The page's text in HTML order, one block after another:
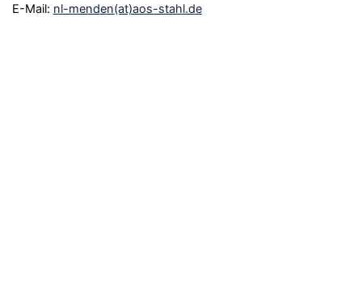
E-Mail: nl-menden(at)aos-stahl.de